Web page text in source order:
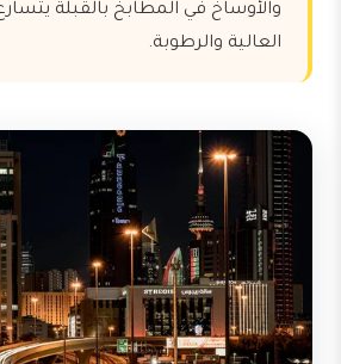
والأوساخ في المطابخ بالقبلة
العالية والرطوبة.